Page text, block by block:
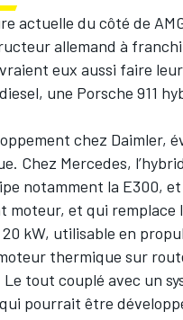
actuelle du côté de
allemand à
eux aussi faire
une Porsche 911
chez Daimler,
Chez Mercedes,
notamment la E300,
moteur, et qui remplace
kW, utilisable en
thermique sur
tout couplé avec un
pourrait être